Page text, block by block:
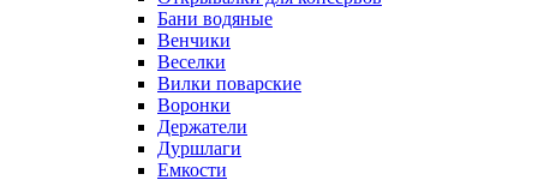
Бани водяные
Венчики
Веселки
Вилки поварские
Воронки
Держатели
Дуршлаги
Емкости